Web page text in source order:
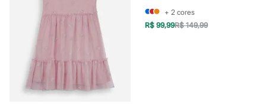
Sandálias
Diversão
Marcas
Baby Club
Fifteen
Miss Fifteen
Palomino
+ 2 cores
R$ 99,99R$ 149,99